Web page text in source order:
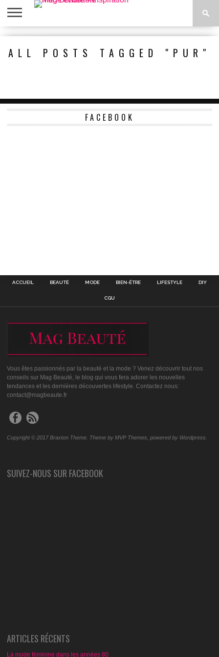
ACCUEIL
ÊTRE
ALL POSTS TAGGED "PUR"
FACEBOOK
ACCUEIL BEAUTÉ MODE BIEN-ÊTRE LIFESTYLE DIY
CGU
Vous êtes passionnés par la beauté et la mode ? Venez découvrir tout nos
conseils sur Mag Beauté, le blog qui vous fera adorer les nouvelles
tendances et les dernières découvertes lifestyle. Contactez nous:
contact@magbeaute.fr
Copyright © 2017 Braxton Theme. Theme by MVP Themes, powered by Wordpress.
SUIVEZ-NOUS SUR FACEBOOK
ARTICLES RÉCENTS
La mode féminine dans les années 80